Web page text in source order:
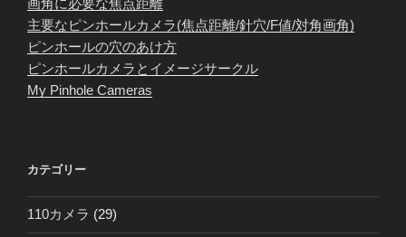
主要なピンホールカメラ(焦点距離/針穴/F値/対角画角)
ピンホールの穴のあけ方
ピンホールカメラとイメージサークル
My Pinhole Cameras
カテゴリー
110カメラ (29)